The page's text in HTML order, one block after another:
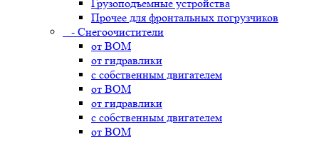
Грузоподъемные устройства
Прочее для фронтальных погрузчиков
- Снегоочистители
от ВОМ
от гидравлики
с собственным двигателем
от ВОМ
от гидравлики
с собственным двигателем
от ВОМ